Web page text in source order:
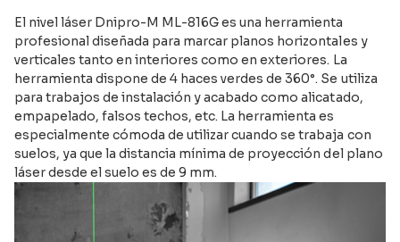
El nivel láser Dnipro-M ML-816G es una herramienta
profesional diseñada para marcar planos horizontales y
verticales tanto en interiores como en exteriores. La
herramienta dispone de 4 haces verdes de 360°. Se utiliza
para trabajos de instalación y acabado como alicatado,
empapelado, falsos techos, etc. La herramienta es
especialmente cómoda de utilizar cuando se trabaja con
suelos, ya que la distancia mínima de proyección del plano
láser desde el suelo es de 9 mm.